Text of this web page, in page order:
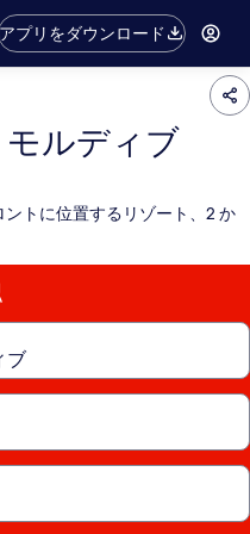
アプリをダウンロード
ルディブ
トに位置するリゾート、2 か